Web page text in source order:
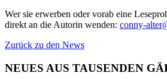
Wer sie erwerben oder vorab eine
direkt an die Autorin wenden: conny-
Zurück zu den News
NEUES AUS TAUSENDEN